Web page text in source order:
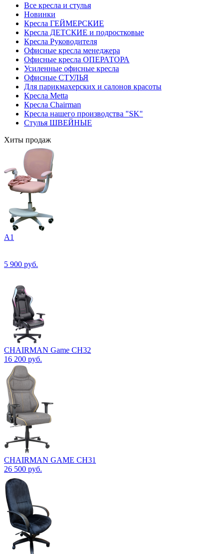
Все кресла и стулья
Новинки
Кресла ГЕЙМЕРСКИЕ
Кресла ДЕТСКИЕ и подростковые
Кресла Руководителя
Офисные кресла менеджера
Офисные кресла ОПЕРАТОРА
Усиленные офисные кресла
Офисные СТУЛЬЯ
Для парикмахерских и салонов красоты
Кресла Metta
Кресла Chairman
Кресла нашего производства "SK"
Стулья ШВЕЙНЫЕ
Хиты продаж
А1
5 900 руб.
CHAIRMAN Game CH32
16 200 руб.
CHAIRMAN GAME CH31
26 500 руб.